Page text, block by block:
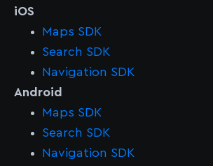
iOS
Maps SDK
Search SDK
Navigation SDK
Android
Maps SDK
Search SDK
Navigation SDK